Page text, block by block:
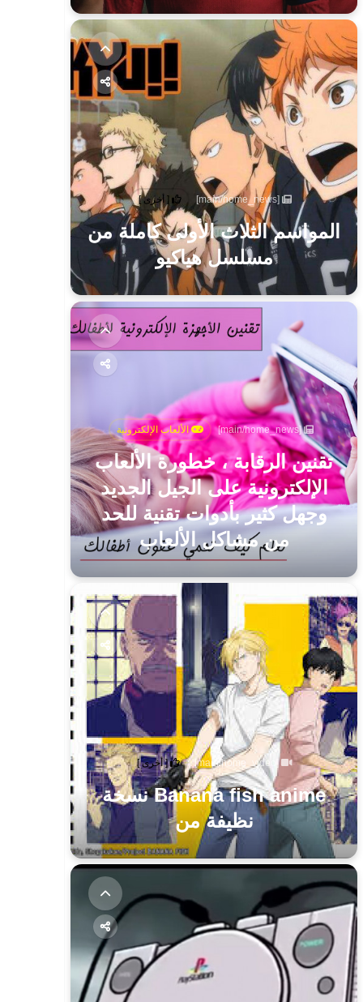
[main/home_news] [ أخرى ]
المواسم الثلاث الأولى كاملة من
مسلسل هياكيو
[main/home_news] الألعاب الإلكترونية
تقنين الرقابة ، خطورة الألعاب
الإلكترونية على الجيل الجديد
وجهل كثير بأدوات تقنية للحد
من مشاكل الألعاب
[main/home_video] [ أخرى ]
Banana fish anime نسخة
نظيفة من